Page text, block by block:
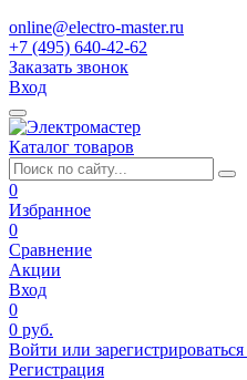
online@electro-master.ru
+7 (495) 640-42-62
Заказать звонок
Вход
Каталог товаров
0
Избранное
0
Сравнение
Акции
Вход
0
0 руб.
Войти или зарегистрироваться
Регистрация